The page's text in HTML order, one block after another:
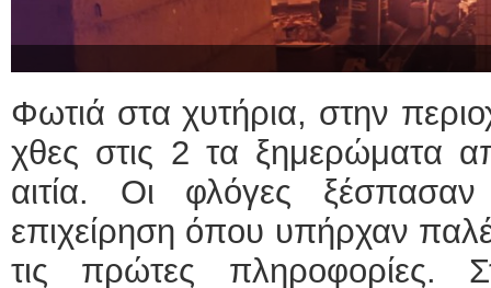
Φωτιά στα χυτήρια, στην
χθες στις 2 τα ξημερώματα
αιτία. Οι φλόγες
επιχείρηση όπου υπήρχαν
τις πρώτες πληροφορίες.